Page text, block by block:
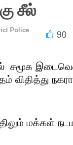
சீல்
Police
90
சமூக
மக்கள்